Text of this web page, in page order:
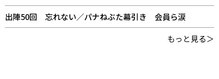
出陣50回 忘れない／パナねぶた幕引き 会員ら涙
もっと見る＞